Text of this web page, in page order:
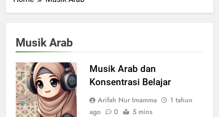
Musik Arab
Musik Arab dan
Konsentrasi Belajar
Arifah Nur Imamma
1 tahun
ago
0 5 mins